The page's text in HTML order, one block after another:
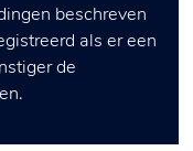
beschreven
als er een
de